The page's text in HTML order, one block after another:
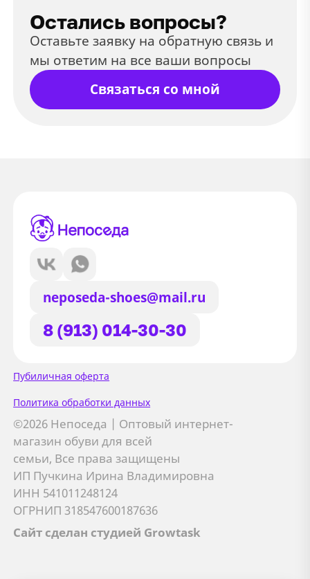
Остались вопросы?
Оставьте заявку на обратную связь и
мы ответим на все ваши вопросы
Связаться со мной
neposeda-shoes@mail.ru
8 (913) 014-30-30
Пубиличная оферта
Политика обработки данных
©2026 Непоседа | Оптовый интернет-
магазин обуви для всей
семьи, Все права защищены
ИП Пучкина Ирина Владимировна
ИНН 541011248124
ОГРНИП 318547600187636
Сайт сделан студией Growtask
Сайт использует файлы Cookie
Мы используем файлы cookie и
сторонние сервисы (Yandex.Metrica и
AppMetrica) для анализа трафика,
персонализации контента и улучшения
сайта.
Подробнее см. вПолитике обработки персональных
данных
Принимаю